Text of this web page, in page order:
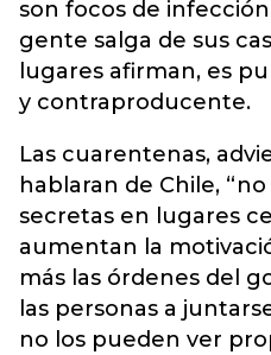
son focos de
gente salga de sus
lugares afirman, es
y contraproducente.
Las cuarentenas,
hablaran de Chile,
secretas en lugares
aumentan la
más las órdenes del
las personas a
no los pueden ver